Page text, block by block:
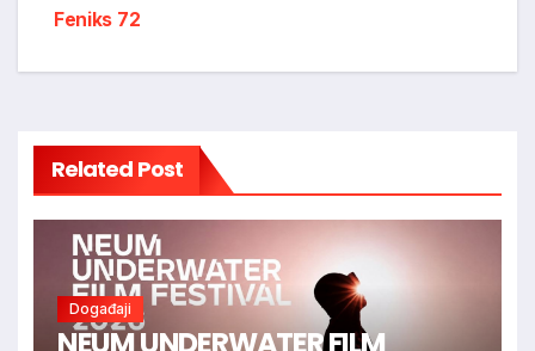
Feniks 72
Related Post
Događaji